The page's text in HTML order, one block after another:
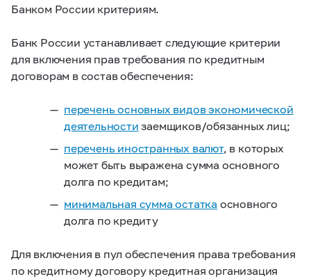
Банком России критериям.
Банк России устанавливает следующие критерии
для включения прав требования по кредитным
договорам в состав обеспечения:
перечень основных видов экономической
деятельности заемщиков/обязанных лиц;
перечень иностранных валют, в которых
может быть выражена сумма основного
долга по кредитам;
минимальная сумма остатка основного
долга по кредиту
Для включения в пул обеспечения права требования
по кредитному договору кредитная организация